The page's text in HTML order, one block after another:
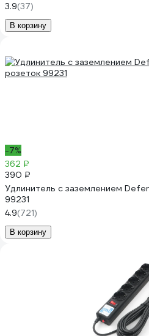
3.9(37)
В корзину
-7%
362 ₽
390 ₽
Удлинитель с заземлением
99231
4.9(721)
В корзину